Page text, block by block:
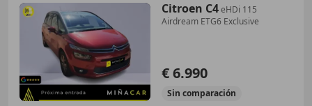
Citroen C4eHDi 115
Airdream ETG6 Exclusive
€ 6.990
Sin comparación